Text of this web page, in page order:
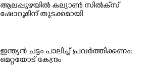
ആലപ്പുഴയിൽ കല്യാൺ സിൽക്‌സ്
ഷോറൂമിന് തുടക്കമായി
ഇന്ത്യൻ ചട്ടം പാലിച്ച് പ്രവർത്തിക്കണം:
മെറ്റയോട് കേന്ദ്രം